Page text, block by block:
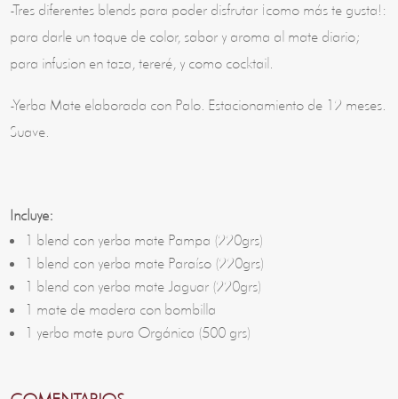
-Tres diferentes blends para poder disfrutar ¡como más te gusta!:
para darle un toque de color, sabor y aroma al mate diario;
para infusion en taza, tereré, y como cocktail.
-Yerba Mate elaborada con Palo. Estacionamiento de 12 meses.
Suave.
Incluye:
1 blend con yerba mate Pampa (220grs)
1 blend con yerba mate Paraíso (220grs)
1 blend con yerba mate Jaguar (220grs)
1 mate de madera con bombilla
1 yerba mate pura Orgánica (500 grs)